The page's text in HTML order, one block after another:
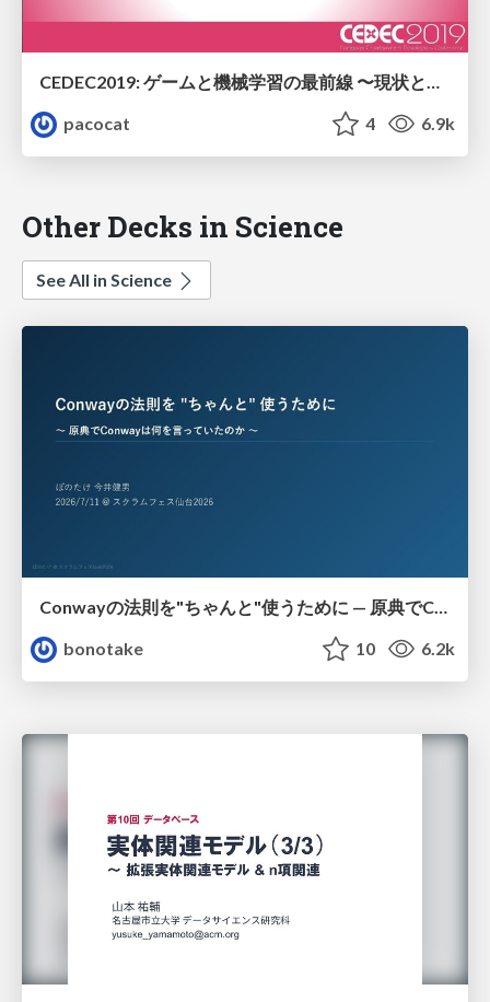
CEDEC2019: ゲームと機械学習の最前線 〜現状と未来を正しく捉えるために〜
pacocat
4 6.9k
Other Decks in Science
See All in Science
bonotake
10 6.2k